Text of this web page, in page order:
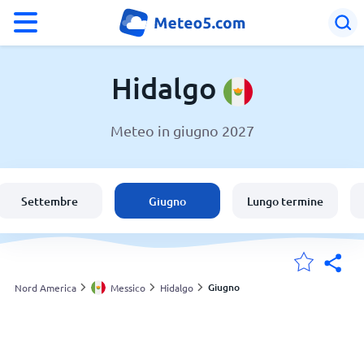
Meteo in Hidalgo
Italia
Svizzera
Hidalgo
Meteo in giugno 2027
Settembre Giugno Lungo termine
Nord America Messico Hidalgo Giugno